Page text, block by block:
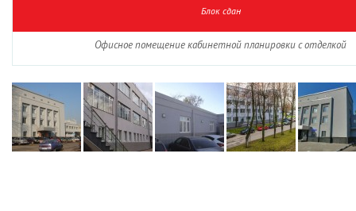
Блок сдан
Офисное помещение кабинетной планировки с отделкой